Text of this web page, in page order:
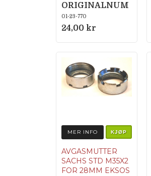
ORIGINALNUM
MER 60-305
01-23-770
24,00 kr
MER INFO KJØP
AVGASMUTTER
SACHS STD M35X2
FOR 28MM EKSOS